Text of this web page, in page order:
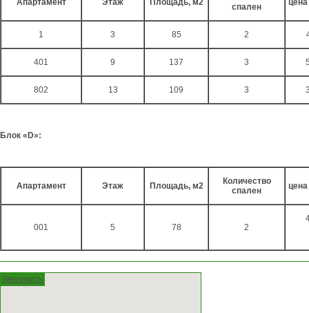
Апартамент Этаж Площадь, м2
спален
1 3 85 2
401 9 137 3
802 13 109 3
Блок « D»:
Апартамент Этаж Площадь, м2
Количество
спален
001 5 78 2
Увеличить